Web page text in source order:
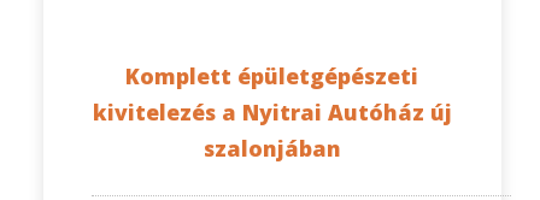
Komplett épületgépészeti
kivitelezés a Nyitrai Autóház új
szalonjában